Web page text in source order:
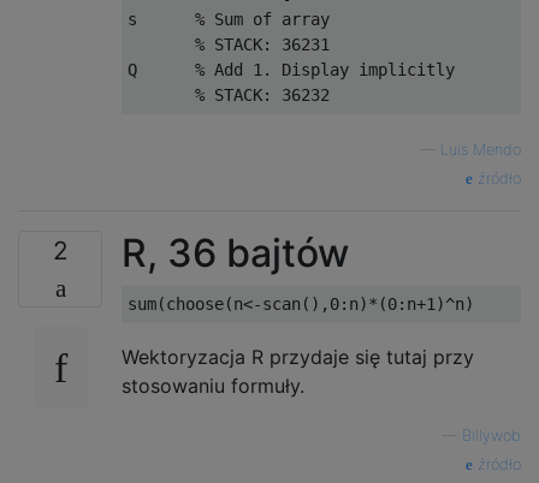
s      % Sum of array
       % STACK: 36231
Q      % Add 1. Display implicitly
Luis Mendo
źródło
2 R, 36 bajtów
Wektoryzacja R przydaje się tutaj przy
stosowaniu formuły.
Billywob
źródło